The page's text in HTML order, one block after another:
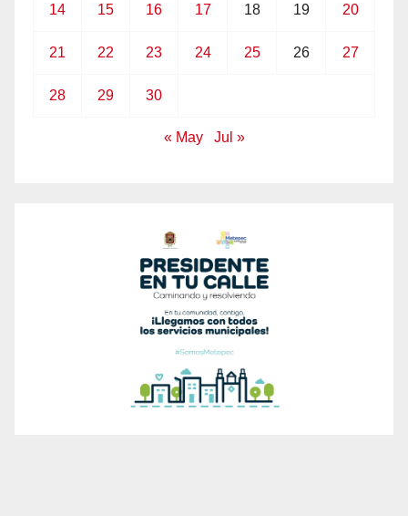
14 15 16 17 18 19 20
21 22 23 24 25 26 27
28 29 30
« May Jul »